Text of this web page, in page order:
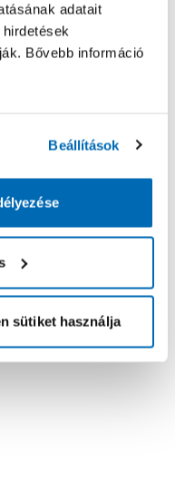
adatait
Bővebb információ
Beállítások
sütiket használja